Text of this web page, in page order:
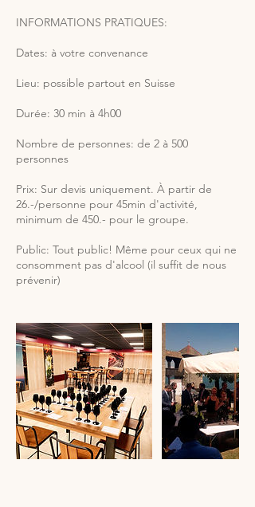
INFORMATIONS PRATIQUES:
Dates: à votre convenance
Lieu: possible partout en Suisse
Durée: 30 min à 4h00
Nombre de personnes: de 2 à 500
personnes
Prix: Sur devis uniquement. À partir de
26.-/personne pour 45min d'activité,
minimum de 450.- pour le groupe.
Public: Tout public! Même pour ceux qui ne
consomment pas d'alcool (il suffit de nous
prévenir)